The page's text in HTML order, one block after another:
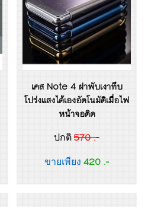
เคส Note 4 ฝาพับเงาทึบ
โปร่งแสงได้เองอัตโนมัติเมื่อไฟ
หน้าจอติด
ปกติ 570 .-
ขายเพียง 420 .-